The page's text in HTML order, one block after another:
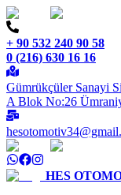
+ 90 532 240 90 58
0 (216) 630 16 16
Gümrükçüler Sanayi
A Blok No:26
HES